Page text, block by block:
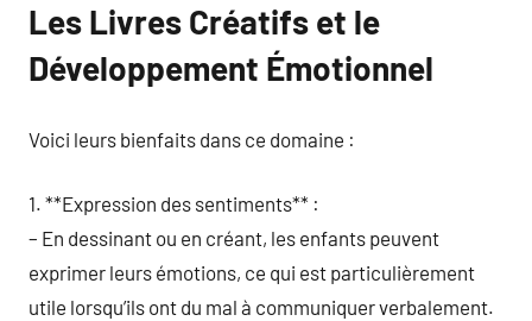
Les Livres Créatifs et le
Développement Émotionnel
Voici leurs bienfaits dans ce domaine :
1. **Expression des sentiments** :
– En dessinant ou en créant, les enfants peuvent
exprimer leurs émotions, ce qui est particulièrement
utile lorsqu’ils ont du mal à communiquer verbalement.